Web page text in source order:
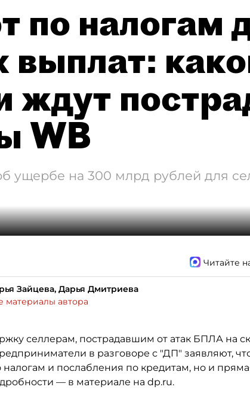
по налогам
ждут
WB
ущербе на 300 млрд рублей для
Читайте
Зайцева, Дарья Дмитриева
материалы автора
селлерам, пострадавшим от атак БПЛА на
в разговоре с "ДП" заявляют,
налогам и послабления по кредитам, но и
— в материале на dp.ru.